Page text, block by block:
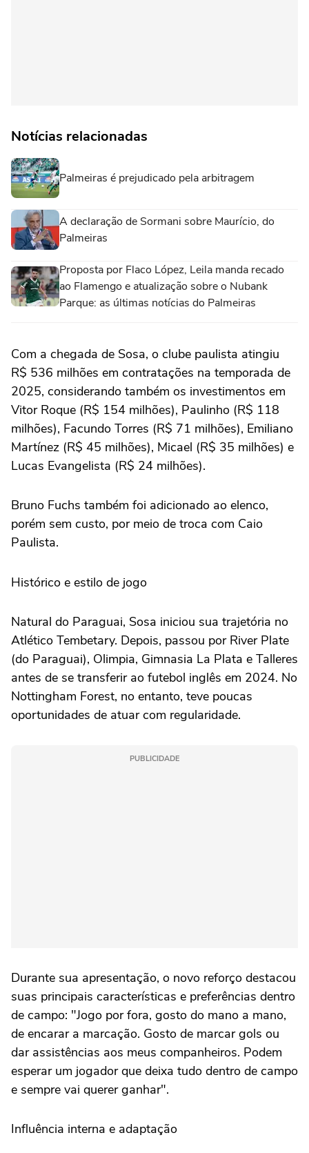
Notícias relacionadas
Palmeiras é prejudicado pela arbitragem
A declaração de Sormani sobre Maurício, do
Palmeiras
Proposta por Flaco López, Leila manda recado
ao Flamengo e atualização sobre o Nubank
Parque: as últimas notícias do Palmeiras
Com a chegada de Sosa, o clube paulista atingiu
R$ 536 milhões em contratações na temporada de
2025, considerando também os investimentos em
Vitor Roque (R$ 154 milhões), Paulinho (R$ 118
milhões), Facundo Torres (R$ 71 milhões), Emiliano
Martínez (R$ 45 milhões), Micael (R$ 35 milhões) e
Lucas Evangelista (R$ 24 milhões).
Bruno Fuchs também foi adicionado ao elenco,
porém sem custo, por meio de troca com Caio
Paulista.
Histórico e estilo de jogo
Natural do Paraguai, Sosa iniciou sua trajetória no
Atlético Tembetary. Depois, passou por River Plate
(do Paraguai), Olimpia, Gimnasia La Plata e Talleres
antes de se transferir ao futebol inglês em 2024. No
Nottingham Forest, no entanto, teve poucas
oportunidades de atuar com regularidade.
PUBLICIDADE
Durante sua apresentação, o novo reforço destacou
suas principais características e preferências dentro
de campo: "Jogo por fora, gosto do mano a mano,
de encarar a marcação. Gosto de marcar gols ou
dar assistências aos meus companheiros. Podem
esperar um jogador que deixa tudo dentro de campo
e sempre vai querer ganhar".
Influência interna e adaptação